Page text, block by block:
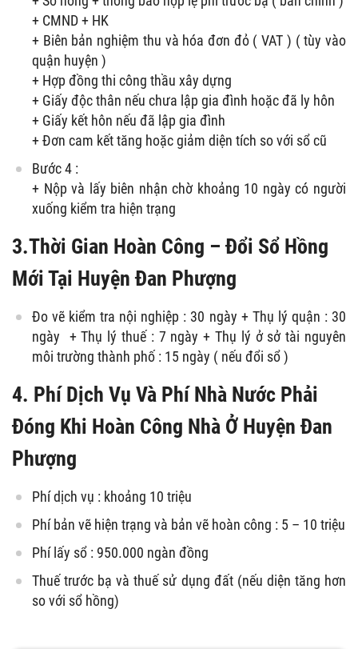
+ CMND + HK
+ Biên bản nghiệm thu và hóa đơn đỏ ( VAT ) ( tùy vào
quận huyện )
+ Hợp đồng thi công thầu xây dựng
+ Giấy độc thân nếu chưa lập gia đình hoặc đã ly hôn
+ Giấy kết hôn nếu đã lập gia đình
+ Đơn cam kết tăng hoặc giảm diện tích so với sổ cũ
Bước 4 :
+ Nộp và lấy biên nhận chờ khoảng 10 ngày có người
xuống kiểm tra hiện trạng
3.Thời Gian Hoàn Công – Đổi Sổ Hồng
Mới Tại Huyện Đan Phượng
Đo vẽ kiểm tra nội nghiệp : 30 ngày + Thụ lý quận : 30
ngày + Thụ lý thuế : 7 ngày + Thụ lý ở sở tài nguyên
môi trường thành phố : 15 ngày ( nếu đổi sổ )
4. Phí Dịch Vụ Và Phí Nhà Nước Phải
Đóng Khi Hoàn Công Nhà Ở Huyện Đan
Phượng
Phí dịch vụ : khoảng 10 triệu
Phí bản vẽ hiện trạng và bản vẽ hoàn công : 5 – 10 triệu
Phí lấy sổ : 950.000 ngàn đồng
Thuế trước bạ và thuế sử dụng đất (nếu diện tăng hơn
so với sổ hồng)